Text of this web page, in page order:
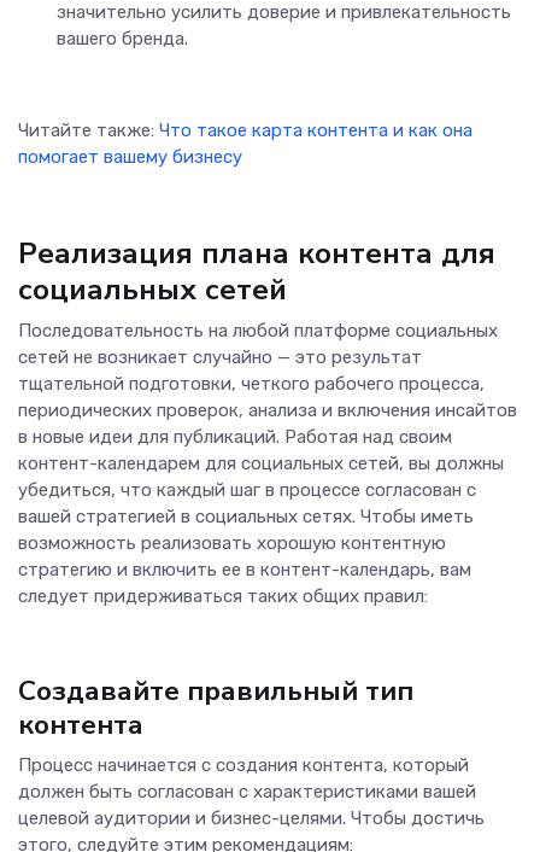
значительно усилить доверие и привлекательность
вашего бренда.
Читайте также: Что такое карта контента и как она
помогает вашему бизнесу
Реализация плана контента для
социальных сетей
Последовательность на любой платформе социальных
сетей не возникает случайно — это результат
тщательной подготовки, четкого рабочего процесса,
периодических проверок, анализа и включения инсайтов
в новые идеи для публикаций. Работая над своим
контент-календарем для социальных сетей, вы должны
убедиться, что каждый шаг в процессе согласован с
вашей стратегией в социальных сетях. Чтобы иметь
возможность реализовать хорошую контентную
стратегию и включить ее в контент-календарь, вам
следует придерживаться таких общих правил:
Создавайте правильный тип
контента
Процесс начинается с создания контента, который
должен быть согласован с характеристиками вашей
целевой аудитории и бизнес-целями. Чтобы достичь
этого, следуйте этим рекомендациям: